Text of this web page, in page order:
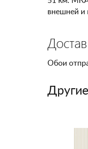
внешней и
Обои